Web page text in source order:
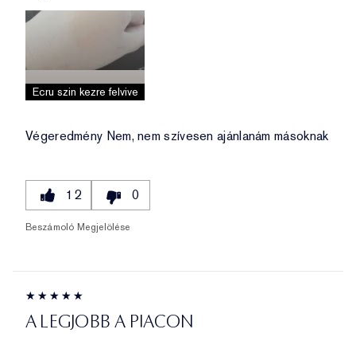
Ecru szin kezre felvive
Végeredmény Nem, nem szívesen ajánlanám másoknak
12 0
Beszámoló Megjelölése
A LEGJOBB A PIACON